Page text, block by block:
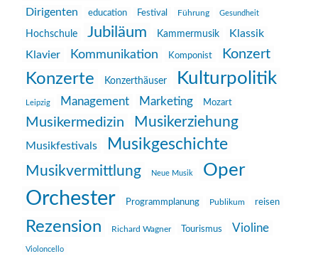
Dirigenten education Festival Führung Gesundheit
Hochschule Jubiläum Kammermusik
Klassik
Klavier
Kommunikation Komponist Konzert
Konzerte Konzerthäuser Kulturpolitik
Leipzig Management Marketing Mozart
Musikermedizin Musikerziehung
Musikfestivals Musikgeschichte
Musikvermittlung Neue Musik Oper
Orchester Programmplanung Publikum reisen
Rezension Richard Wagner Tourismus Violine
Violoncello